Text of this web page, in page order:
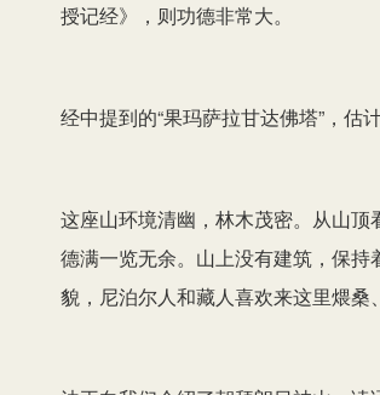
授记经》，则功德非常大。
经中提到的“果玛萨拉甘达佛塔”，估
这座山环境清幽，林木茂密。从山顶
德满一览无余。山上没有建筑，保持
貌，尼泊尔人和藏人喜欢来这里煨桑